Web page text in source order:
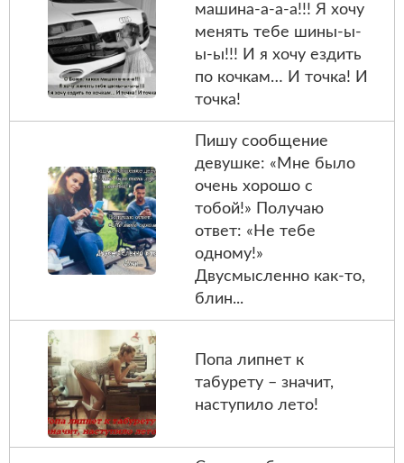
машина-а-а-а!!! Я хочу
менять тебе шины-ы-
ы-ы!!! И я хочу ездить
по кочкам… И точка! И
точка!
Пишу сообщение
девушке: «Мне было
очень хорошо с
тобой!» Получаю
ответ: «Не тебе
одному!»
Двусмысленно как-то,
блин...
Попа липнет к
табурету – значит,
наступило лето!